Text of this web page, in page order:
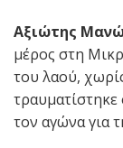
Αξιώτης
μέρος στη
του λαού,
τον αγώνα για